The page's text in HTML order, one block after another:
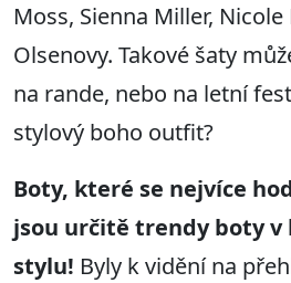
Moss, Sienna Miller,
Olsenovy. Takové šaty
na rande, nebo na letní
stylový boho outfit?
Boty, které se nejvíce
jsou určitě trendy boty v
stylu! Byly k vidění na